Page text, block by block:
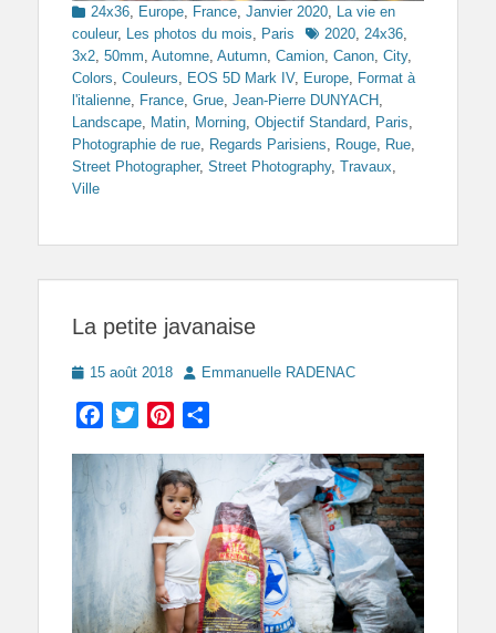
Categories
24x36 Europe France Janvier 2020 La vie en
couleur, Les photos du mois Paris Tags2020 24x36
3x2 50mm Automne Autumn Camion Canon City,
Colors Couleurs EOS 5D Mark IV, Europe Format à
l'italienne France Grue Jean-Pierre DUNYACH
Landscape Matin Morning Objectif Standard Paris
Photographie de rue Regards Parisiens Rouge Rue
Street Photographer, Street Photography, Travaux
Ville
La petite javanaise
Posted
15 août 2018 AuthorEmmanuelle RADENAC
Facebook
TwitterPinterest